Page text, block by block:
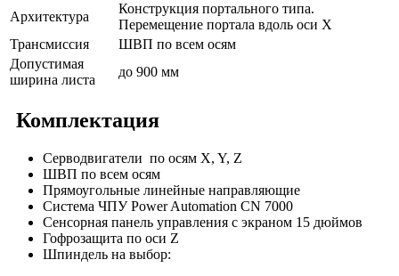
Архитектура
Конструкция портального типа.
Перемещение портала вдоль оси Х
Трансмиссия
ШВП по всем осям
Допустимая
ширина листа
до 900 мм
Комплектация
Серводвигатели по осям X, Y, Z
ШВП по всем осям
Прямоугольные линейные направляющие
Система ЧПУ Power Automation CN 7000
Сенсорная панель управления с экраном 15 дюймов
Гофрозащита по оси Z
Шпиндель на выбор: